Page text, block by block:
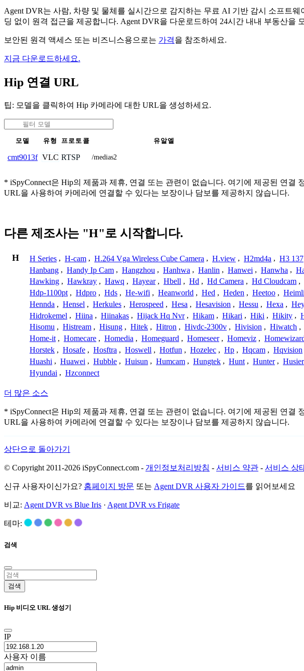
Agent DVR는 사람, 차량 및 물체를 실시간으로 감지하는 무료 AI 기반 감시 소프트
딩 없이 원격 접근을 제공합니다. Agent DVR을 다운로드하여 24시간 내내 부동산을
보안된 원격 액세스 또는 비즈니스용으로는 가격을 참조하세요.
지금 다운로드하세요.
Hip 연결 URL
팁: 모델을 클릭하여 Hip 카메라에 대한 URL을 생성하세요.
모델 유형 프로토콜 유알엘
cmt9013f VLC RTSP /medias2
* iSpyConnect은 Hip의 제품과 제휴, 연결 또는 관련이 없습니다. 여기에 제공된 연
URL을 사용하여 카메라에 연결할 수 있다는 보장이나 담보를 제공하지 않습니다.
다른 제조사는 "H"로 시작합니다.
H H Series , H-cam , H.264 Vga Wireless Cube Camera , H.view , H2md4a , H3 137
Hanbang , Handy Ip Cam , Hangzhou , Hanhwa , Hanlin , Hanwei , Hanwha ,
Hawking , Hawkray , Hawq , Hayear , Hbell , Hd , Hd Camera , Hd Cloudcam ,
Hdp-1100pt , Hdpro , Hds , He-wifi , Heanworld , Hed , Heden , Heetoo ,
Hennda , Hensel , Herkules , Herospeed , Hesa , Hesavision , Hessu , Hexa ,
Hidrokemel , Hiina , Hiinakas , Hijack Hq Nvr , Hikam , Hikari , Hiki , Hikity ,
Hisomu , Histream , Hisung , Hitek , Hitron , Hivdc-2300v , Hivision , Hiwatch ,
Home-it , Homecare , Homedia , Homeguard , Homeseer , Homeviz ,
Horstek , Hosafe , Hosftra , Hoswell , Hotfun , Hozelec , Hp , Hqcam , Hqvision
Huashi , Huawei , Hubble , Huisun , Humcam , Hungtek , Hunt , Hunter , Husier
Hyundai , Hzconnect
더 많은 소스
* iSpyConnect은 Hip의 제품과 제휴, 연결 또는 관련이 없습니다. 여기에 제공된 연
URL을 사용하여 카메라에 연결할 수 있다는 보장이나 담보를 제공하지 않습니다.
상단으로 돌아가기
© Copyright 2011-2026 iSpyConnect.com - 개인정보처리방침 - 서비스 약관 - 서비스 상
신규 사용자이신가요? 홈페이지 방문 또는 Agent DVR 사용자 가이드를 읽어보세요
비교: Agent DVR vs Blue Iris · Agent DVR vs Frigate
테마:
검색
검색
Hip 비디오 URL 생성기
IP
사용자 이름